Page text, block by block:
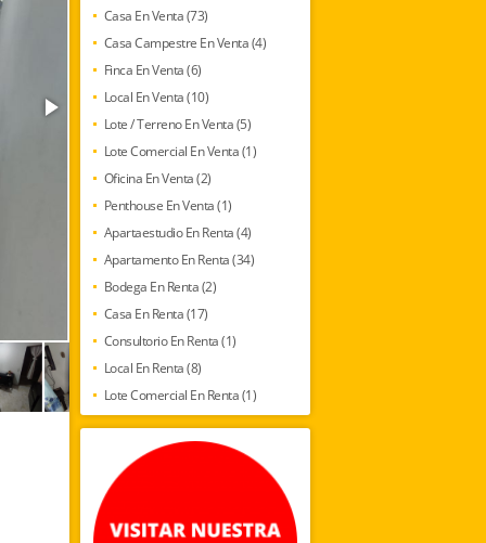
Casa En Venta (73)
Casa Campestre En Venta (4)
Finca En Venta (6)
Local En Venta (10)
Lote / Terreno En Venta (5)
Lote Comercial En Venta (1)
Oficina En Venta (2)
Penthouse En Venta (1)
Apartaestudio En Renta (4)
Apartamento En Renta (34)
Bodega En Renta (2)
Casa En Renta (17)
Consultorio En Renta (1)
Local En Renta (8)
Lote Comercial En Renta (1)